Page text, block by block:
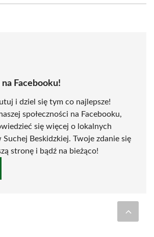
na Facebooku!
i dziel się tym co najlepsze!
społeczności na Facebooku,
się więcej o lokalnych
Beskidzkiej. Twoje zdanie się
stronę i bądź na bieżąco!